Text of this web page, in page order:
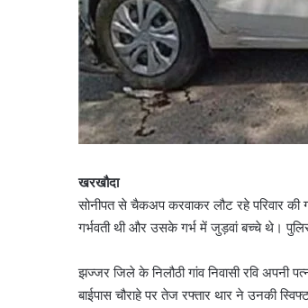
खरखौदा
सोनीपत से चैकअप करवाकर लौट रहे परिवार की
गर्भवती थी और उसके गर्भ में जुड़वां बच्चे थे।
झज्जर जिले के निलौठी गांव निवासी रवि अपनी
बाईपास चौराहे पर तेज रफ्तार थार ने उनकी